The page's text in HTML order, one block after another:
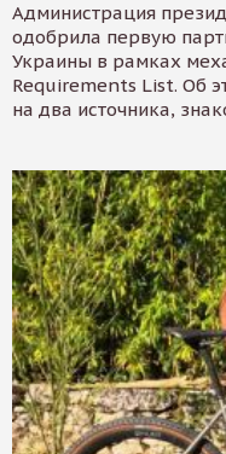
Администрация
одобрила первую
Украины в рамках
Requirements List. Об
на два источника,